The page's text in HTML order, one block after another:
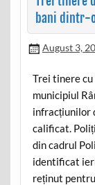
bani dintr-
August 3,
Trei tinere
municipiul
infracțiunilor
calificat.
din cadrul
identificat
reținut